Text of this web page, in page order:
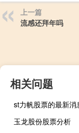
上一篇
流感还拜年吗
相关问题
st力帆股票的最新消
玉龙股份股票分析